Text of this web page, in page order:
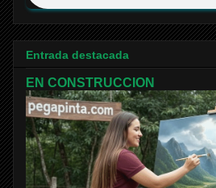
Entrada destacada
EN CONSTRUCCION